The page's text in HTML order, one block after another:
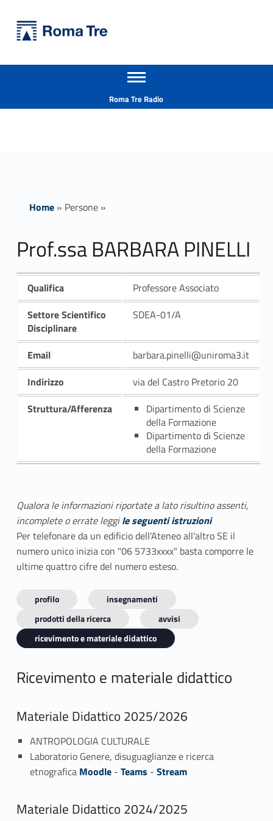
Prof.ssa BARBARA PINELLI - Università Roma Tre
Apri il menu secondario
Roma Tre Radio
Home» Persone»
Prof.ssa BARBARA PINELLI
Qualifica
Professore Associato
Settore Scientifico
Disciplinare
SDEA-01/A
Email
barbara.pinelli@uniroma3.it
Indirizzo
via del Castro Pretorio 20
Struttura/Afferenza
Dipartimento di Scienze
della Formazione
Dipartimento di Scienze
della Formazione
Qualora le informazioni riportate a lato risultino assenti,
incomplete o errate leggile seguenti istruzioni
Per telefonare da un edificio dell'Ateneo all'altro SE il
numero unico inizia con "06 5733xxxx" basta comporre le
ultime quattro cifre del numero esteso.
profilo
insegnamenti
prodotti della ricerca
avvisi
ricevimento e materiale didattico
Ricevimento e materiale didattico
Materiale Didattico 2025/2026
ANTROPOLOGIA CULTURALE
Laboratorio Genere, disuguaglianze e ricerca
etnografica Moodle- Teams - Stream
Materiale Didattico 2024/2025